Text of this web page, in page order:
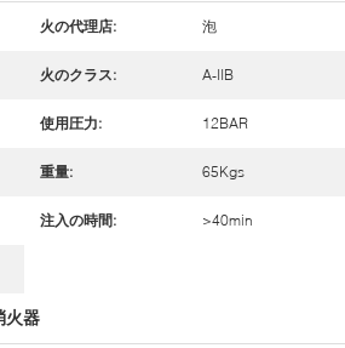
火の代理店: 泡
火のクラス: A-IIB
使用圧力: 12BAR
重量: 65Kgs
注入の時間: >40min
火器